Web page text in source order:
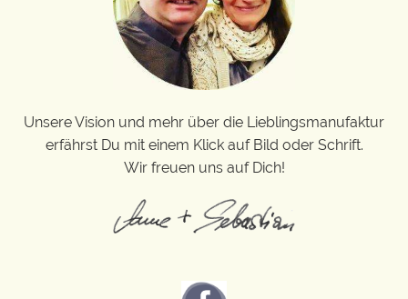
Unsere Vision und mehr über die Lieblingsmanufaktur
erfährst Du mit einem Klick auf Bild oder Schrift.
Wir freuen uns auf Dich!